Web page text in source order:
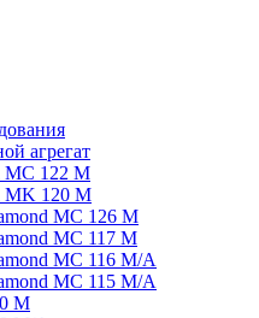
агрегат
MC 122 M
MK 120 M
MC 126 M
MC 117 M
MC 116 M/A
MC 115 M/A
M